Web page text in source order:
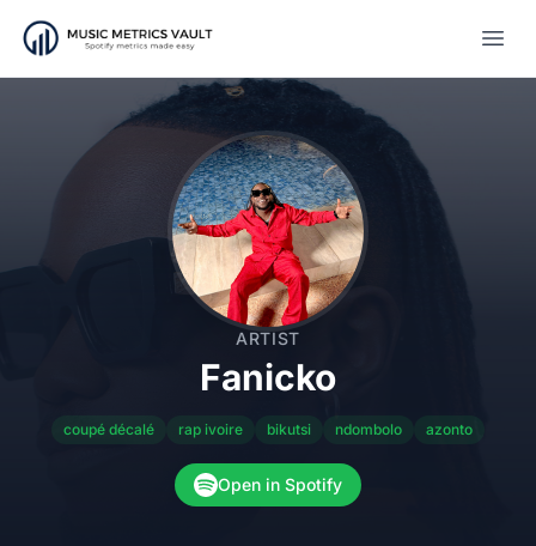
ARTIST
Fanicko
coupé décalé rap ivoire bikutsi ndombolo azonto
Open in Spotify